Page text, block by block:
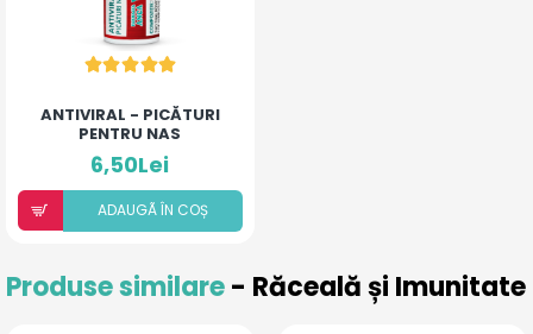
ANTIVIRAL - PICĂTURI
PENTRU NAS
6,50Lei
ADAUGÃ ÎN COȘ
Produse similare- Răceală și Imunitate